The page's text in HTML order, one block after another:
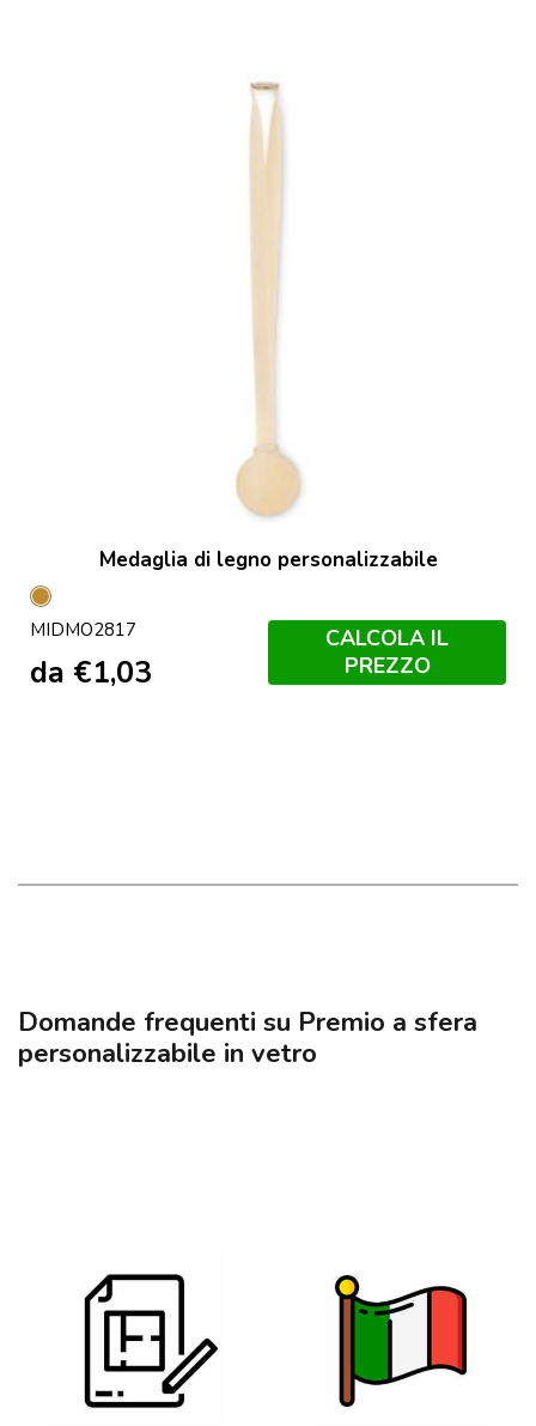
Medaglia di legno personalizzabile
Legno
MIDMO2817
da €1,03
CALCOLA IL
PREZZO
Domande frequenti su Premio a sfera
personalizzabile in vetro